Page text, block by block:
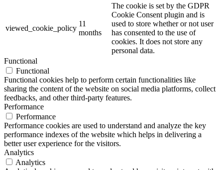
viewed_cookie_policy
11
months
The cookie is set by the GDPR
Cookie Consent plugin and is
used to store whether or not user
has consented to the use of
cookies. It does not store any
personal data.
Functional
Functional
Functional cookies help to perform certain functionalities like
sharing the content of the website on social media platforms, collect
feedbacks, and other third-party features.
Performance
Performance
Performance cookies are used to understand and analyze the key
performance indexes of the website which helps in delivering a
better user experience for the visitors.
Analytics
Analytics